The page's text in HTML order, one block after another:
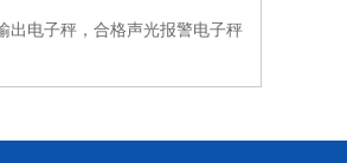
出电子秤，合格声光报警电子秤